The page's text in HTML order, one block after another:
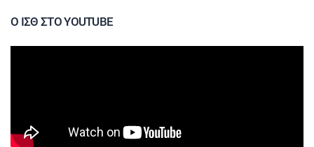
Ο ΙΣΘ ΣΤΟ YOUTUBE